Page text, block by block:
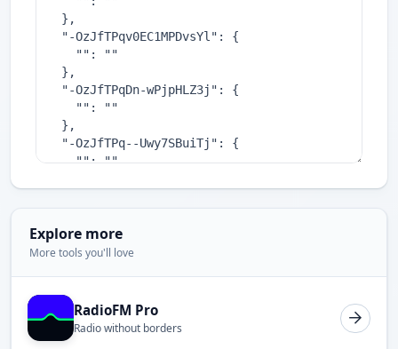
Explore more
More tools you'll love
RadioFM Pro
Radio without borders